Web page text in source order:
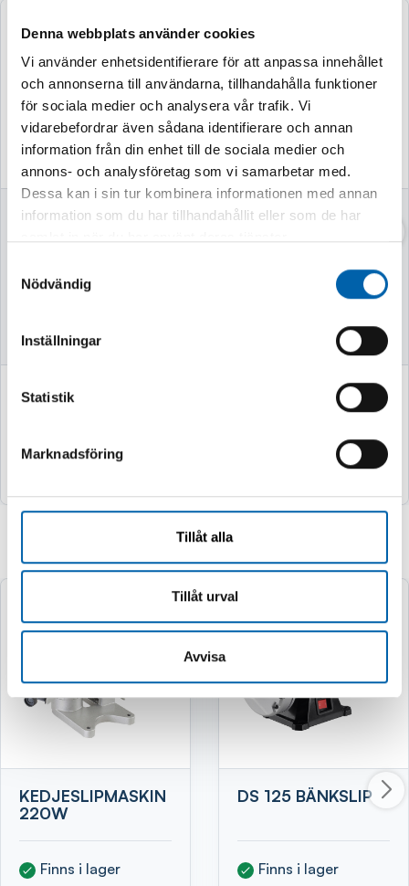
Denna webbplats använder cookies
Vi använder enhetsidentifierare för att anpassa innehållet
och annonserna till användarna, tillhandahålla funktioner
för sociala medier och analysera vår trafik. Vi
vidarebefordrar även sådana identifierare och annan
information från din enhet till de sociala medier och
annons- och analysföretag som vi samarbetar med.
Dessa kan i sin tur kombinera informationen med annan
information som du har tillhandahållit eller som de har
Nödvändig
Inställningar
Statistik
Marknadsföring
Tillåt alla
Tillåt urval
Avvisa
VEDKLYV 7TON
2 995 kr
Köp
TÅNGSTÄLL
(12704.0 kr exkl. moms)
Relaterade produkter
KEDJESLIPMASKIN
220W
Finns i lager
DS 125 BÄNKSLIP
Finns i lager